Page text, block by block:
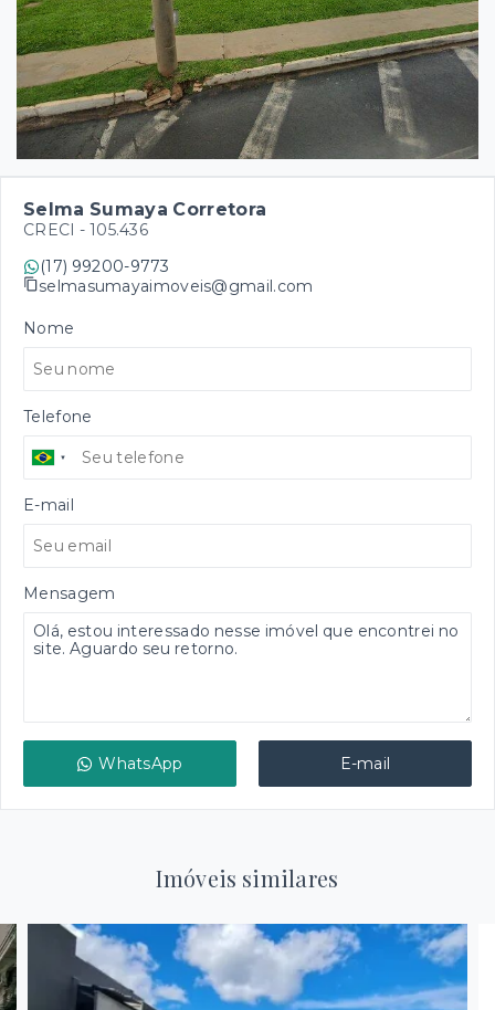
Selma Sumaya Corretora
CRECI - 105.436
(17) 99200-9773
selmasumayaimoveis@gmail.com
Nome
Telefone
E-mail
Mensagem
WhatsApp E-mail
Imóveis similares